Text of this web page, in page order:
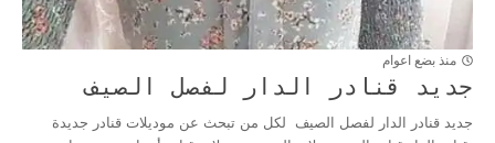
منذ بضع اعوام
جديد قنادر الدار لفصل الصيف
جديد قنادر الدار لفصل الصيف لكل من تبحث عن موديلات قنادر جديدة